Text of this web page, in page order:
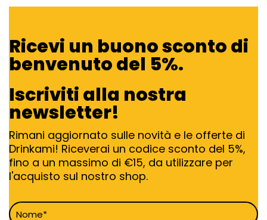
Ricevi un buono sconto di
benvenuto del 5%.
Iscriviti alla nostra
newsletter!
Rimani aggiornato sulle novità e le offerte di
Drinkami! Riceverai un codice sconto del 5%,
fino a un massimo di €15, da utilizzare per
l'acquisto sul nostro shop.
Nome